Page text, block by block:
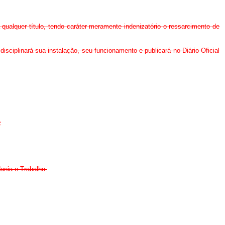
título, tendo caráter meramente indenizatório o ressarcimento de
sua instalação, seu funcionamento e publicará no Diário Oficial
e Trabalho.